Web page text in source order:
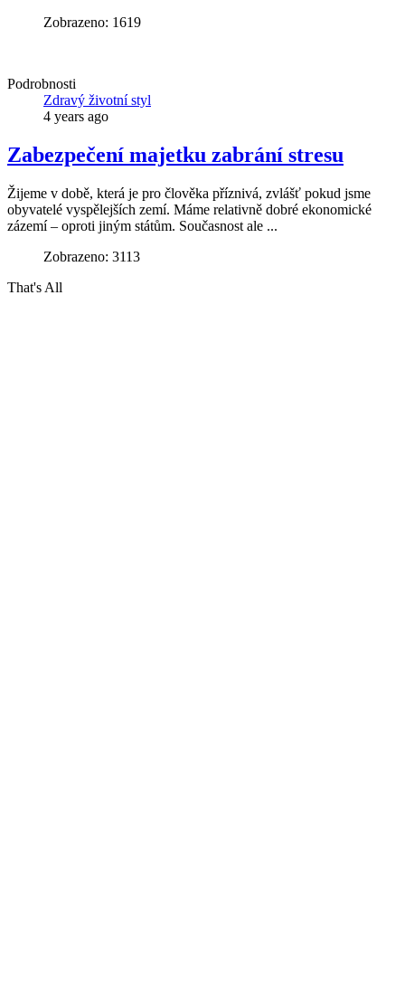
Zobrazeno: 1619
Podrobnosti
Zdravý životní styl
4 years ago
Zabezpečení majetku zabrání stresu
Žijeme v době, která je pro člověka příznivá, zvlášť pokud jsme
obyvatelé vyspělejších zemí. Máme relativně dobré ekonomické
zázemí – oproti jiným státům. Současnost ale ...
Zobrazeno: 3113
That's All